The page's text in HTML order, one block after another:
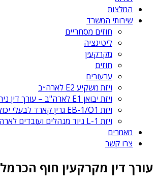
המלצות
שירותי המשרד
חוזים מסחריים
ליטיגציה
מקרקעין
חוזים
ערעורים
ויזת משקיע E2 לארה״ב
ויזת יבואן E1 לארה"ב – עורך דין ניר אביבי
ויזת EB-1/O1 גרין קארד לבעלי יכולות יוצאות דופן בארה"ב
ויזת L-1 ניוד מנהלים ועובדים לארה"ב
מאמרים
צרו קשר
עורך דין מקרקעין חוף הכרמל